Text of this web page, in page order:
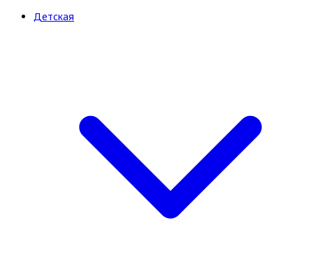
Детская